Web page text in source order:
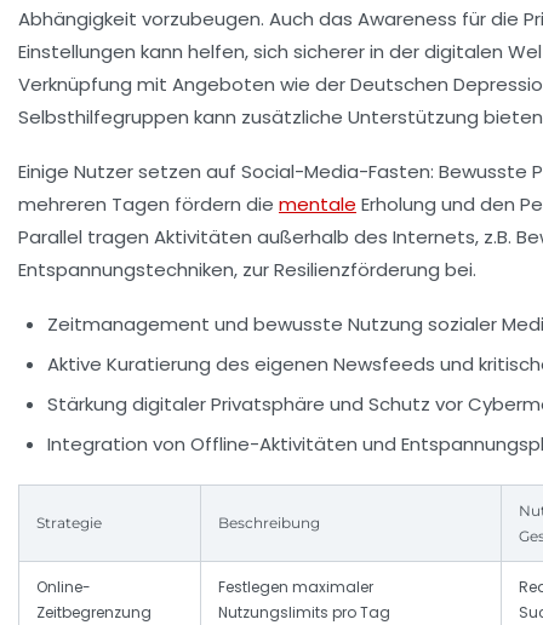
Abhängigkeit vorzubeugen. Auch das Awareness für die
Einstellungen kann helfen, sich sicherer in der digitalen
Verknüpfung mit Angeboten wie der Deutschen
Selbsthilfegruppen kann zusätzliche Unterstützung
Einige Nutzer setzen auf Social-Media-Fasten: Bewusste
mehreren Tagen fördern die mentale Erholung und den
Parallel tragen Aktivitäten außerhalb des Internets, z.B.
Entspannungstechniken, zur Resilienzförderung bei.
Zeitmanagement und bewusste Nutzung sozialer
Aktive Kuratierung des eigenen Newsfeeds und
Stärkung digitaler Privatsphäre und Schutz vor
Integration von Offline-Aktivitäten und
Strategie Beschreibung
Online-
Zeitbegrenzung
Festlegen maximaler
Nutzungslimits pro Tag